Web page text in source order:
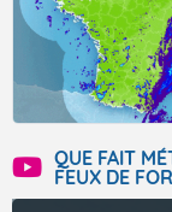
QUE FAIT
FEUX DE